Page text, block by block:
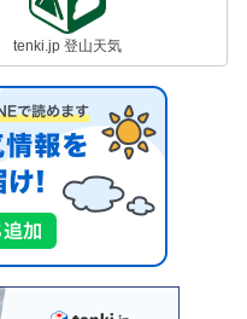
tenki.jp 登山天気